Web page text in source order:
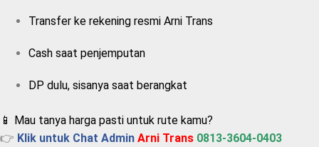
Transfer ke rekening resmi Arni Trans
Cash saat penjemputan
DP dulu, sisanya saat berangkat
📱 Mau tanya harga pasti untuk rute kamu?
👉 Klik untuk Chat Admin Arni Trans 0813-3604-0403